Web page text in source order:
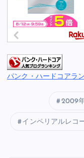
パンク・ハードコアラ
2009
インペリアルレコ